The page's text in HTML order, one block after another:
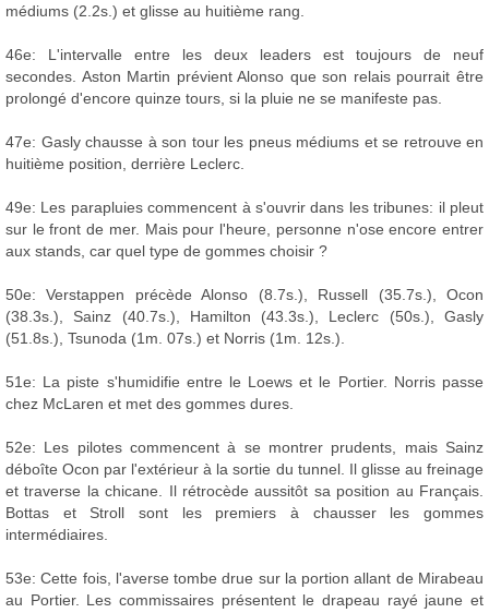
médiums (2.2s.) et glisse au huitième rang.
46e: L'intervalle entre les deux leaders est toujours de neuf
secondes. Aston Martin prévient Alonso que son relais pourrait être
prolongé d'encore quinze tours, si la pluie ne se manifeste pas.
47e: Gasly chausse à son tour les pneus médiums et se retrouve en
huitième position, derrière Leclerc.
49e: Les parapluies commencent à s'ouvrir dans les tribunes: il pleut
sur le front de mer. Mais pour l'heure, personne n'ose encore entrer
aux stands, car quel type de gommes choisir ?
50e: Verstappen précède Alonso (8.7s.), Russell (35.7s.), Ocon
(38.3s.), Sainz (40.7s.), Hamilton (43.3s.), Leclerc (50s.), Gasly
(51.8s.), Tsunoda (1m. 07s.) et Norris (1m. 12s.).
51e: La piste s'humidifie entre le Loews et le Portier. Norris passe
chez McLaren et met des gommes dures.
52e: Les pilotes commencent à se montrer prudents, mais Sainz
déboîte Ocon par l'extérieur à la sortie du tunnel. Il glisse au freinage
et traverse la chicane. Il rétrocède aussitôt sa position au Français.
Bottas et Stroll sont les premiers à chausser les gommes
intermédiaires.
53e: Cette fois, l'averse tombe drue sur la portion allant de Mirabeau
au Portier. Les commissaires présentent le drapeau rayé jaune et